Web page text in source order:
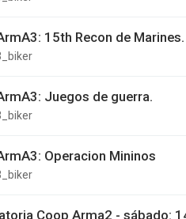
15th Recon de Marines.
Juegos de guerra.
Operacion Mininos
Coop Arma2 - sábado: